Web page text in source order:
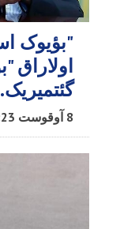
"بؤیوک
اولاراق
8 آوقوست 11:23